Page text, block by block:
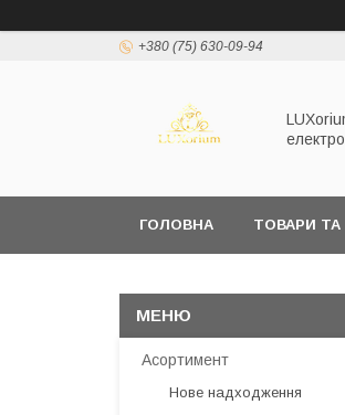
+380 (75) 630-09-94
ГОЛОВНА ТОВАРИ ТА
Асортимент
Нове надходження